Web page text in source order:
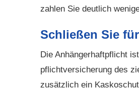
zahlen Sie deutlich
Schließen Sie
Die Anhängerhaftpflicht
pflichtversicherung des
zusätzlich ein